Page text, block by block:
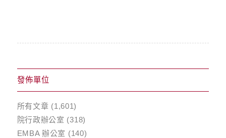
發佈單位
所有文章 (1,601)
院行政辦公室 (318)
EMBA 辦公室 (140)